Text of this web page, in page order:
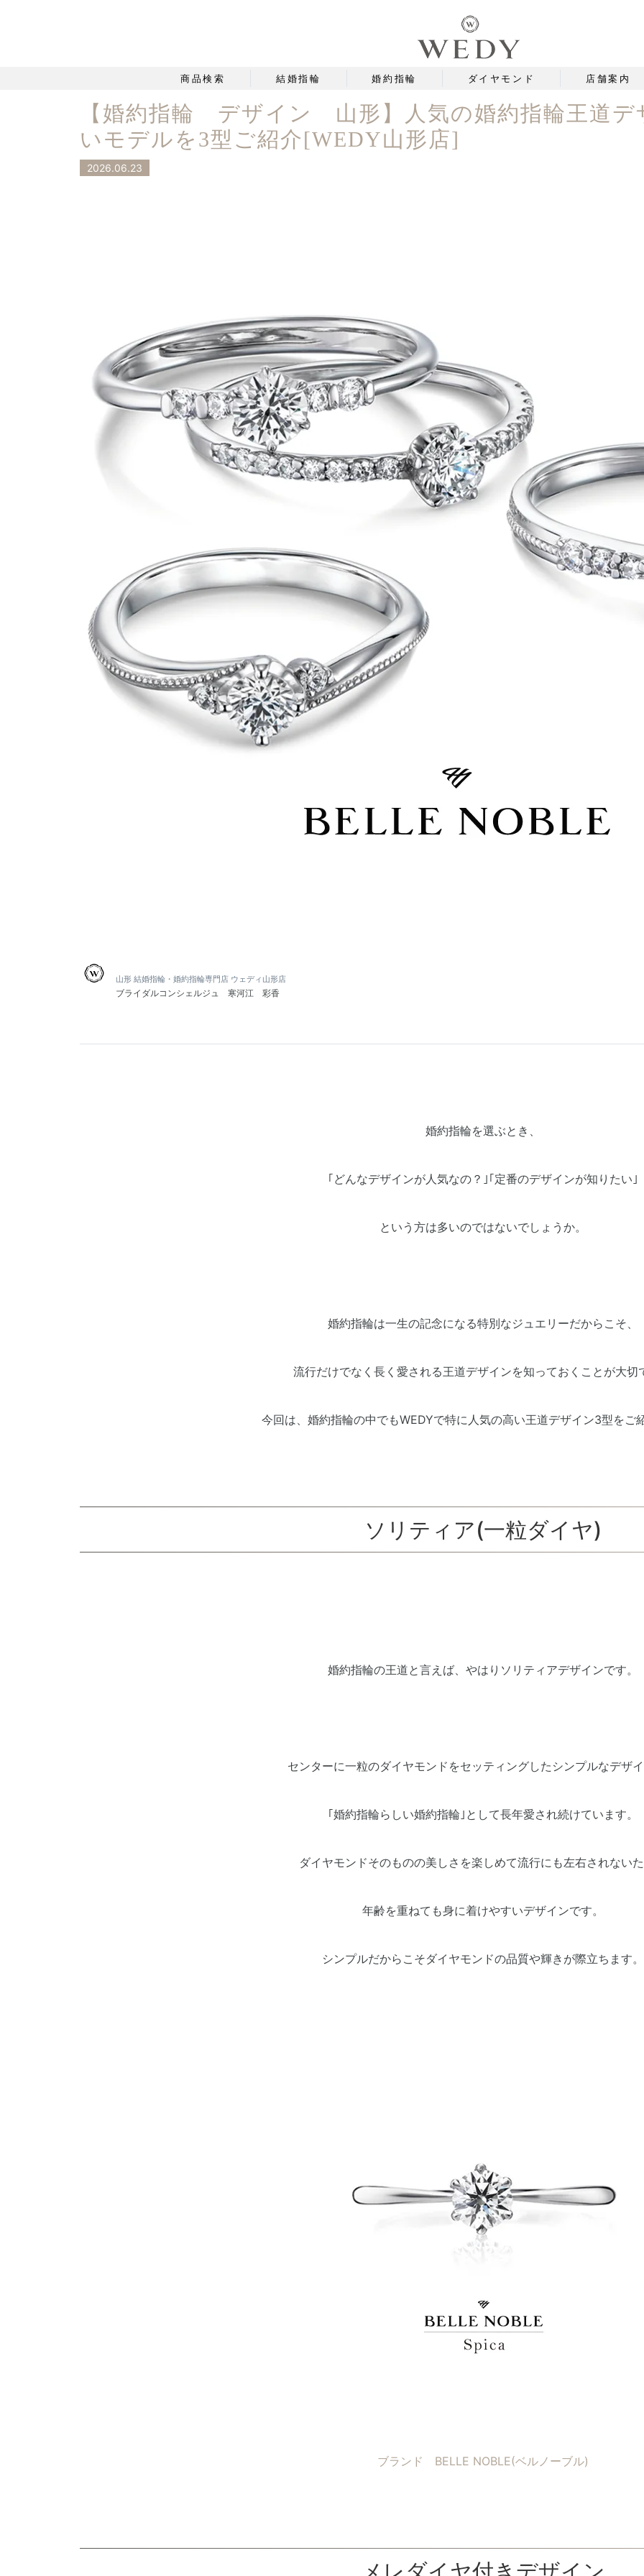
商品検索 結婚指輪 婚約指輪 ダイヤモンド 店舗案内
【婚約指輪 デザイン 山形】人気の婚約指輪王道デ
いモデルを3型ご紹介[WEDY山形店]
2026.06.23
山形 結婚指輪・婚約指輪専門店 ウェディ山形店
ブライダルコンシェルジュ 寒河江 彩香
婚約指輪を選ぶとき、
｢どんなデザインが人気なの？｣｢定番のデザインが知りたい｣
という方は多いのではないでしょうか。
婚約指輪は一生の記念になる特別なジュエリーだからこそ、
流行だけでなく長く愛される王道デザインを知っておくことが大切
今回は、婚約指輪の中でもWEDYで特に人気の高い王道デザイン3型をご
ソリティア(一粒ダイヤ)
婚約指輪の王道と言えば、やはりソリティアデザインです。
センターに一粒のダイヤモンドをセッティングしたシンプルなデザイ
｢婚約指輪らしい婚約指輪｣として長年愛され続けています。
ダイヤモンドそのものの美しさを楽しめて流行にも左右されないた
年齢を重ねても身に着けやすいデザインです。
シンプルだからこそダイヤモンドの品質や輝きが際立ちます。
ブランド BELLE NOBLE(ベルノーブル)